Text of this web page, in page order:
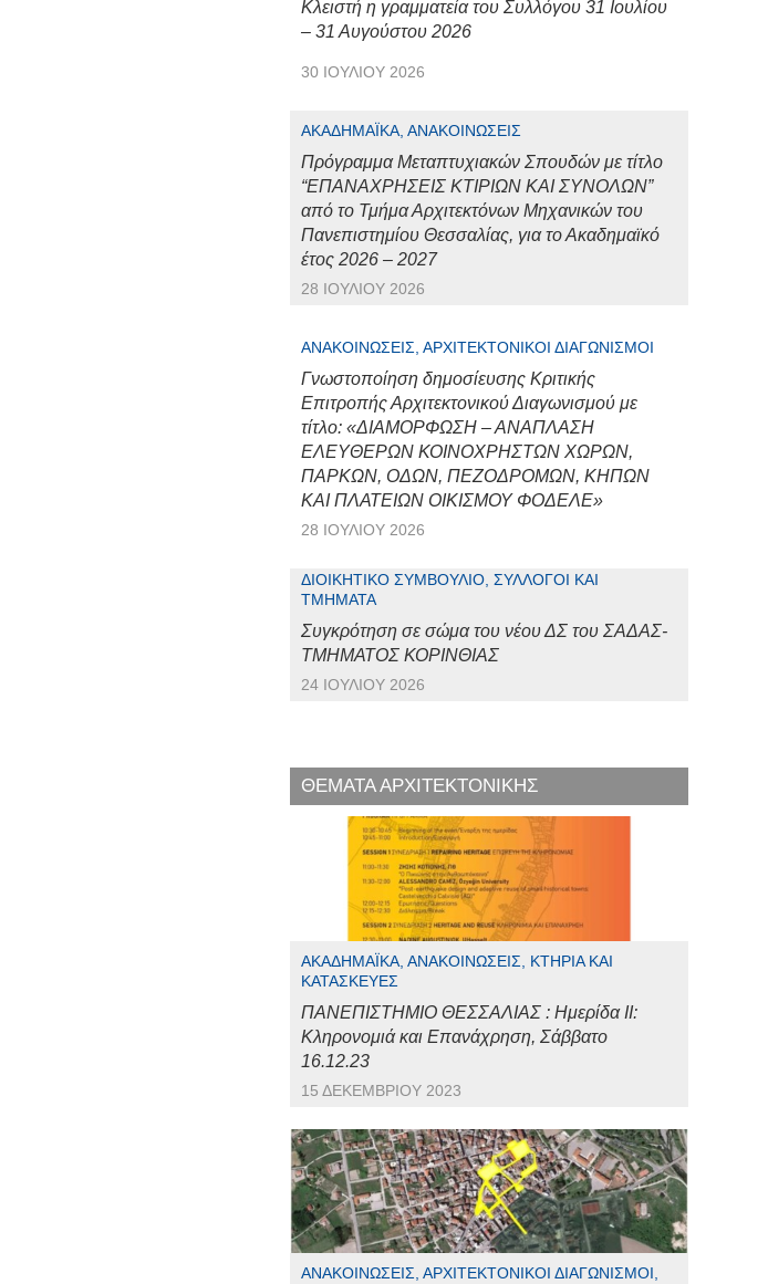
Κλειστή η γραμματεία του Συλλόγου 31 Ιουλίου
– 31 Αυγούστου 2026
30 ΙΟΥΛΊΟΥ 2026
ΑΚΑΔΗΜΑΪΚΆ, ΑΝΑΚΟΙΝΏΣΕΙΣ
Πρόγραμμα Μεταπτυχιακών Σπουδών με τίτλο
“ΕΠΑΝΑΧΡΗΣΕΙΣ ΚΤΙΡΙΩΝ ΚΑΙ ΣΥΝΟΛΩΝ”
από το Τμήμα Αρχιτεκτόνων Μηχανικών του
Πανεπιστημίου Θεσσαλίας, για το Ακαδημαϊκό
έτος 2026 – 2027
28 ΙΟΥΛΊΟΥ 2026
ΑΝΑΚΟΙΝΏΣΕΙΣ, ΑΡΧΙΤΕΚΤΟΝΙΚΟΊ ΔΙΑΓΩΝΙΣΜΟΊ
Γνωστοποίηση δημοσίευσης Κριτικής
Επιτροπής Αρχιτεκτονικού Διαγωνισμού με
τίτλο: «ΔΙΑΜΟΡΦΩΣΗ – ΑΝΑΠΛΑΣΗ
ΕΛΕΥΘΕΡΩΝ ΚΟΙΝΟΧΡΗΣΤΩΝ ΧΩΡΩΝ,
ΠΑΡΚΩΝ, ΟΔΩΝ, ΠΕΖΟΔΡΟΜΩΝ, ΚΗΠΩΝ
ΚΑΙ ΠΛΑΤΕΙΩΝ ΟΙΚΙΣΜΟΥ ΦΟΔΕΛΕ»
28 ΙΟΥΛΊΟΥ 2026
ΔΙΟΙΚΗΤΙΚΌ ΣΥΜΒΟΎΛΙΟ, ΣΎΛΛΟΓΟΙ ΚΑΙ
ΤΜΉΜΑΤΑ
Συγκρότηση σε σώμα του νέου ΔΣ του ΣΑΔΑΣ-
ΤΜΗΜΑΤΟΣ ΚΟΡΙΝΘΙΑΣ
24 ΙΟΥΛΊΟΥ 2026
ΘΕΜΑΤΑ ΑΡΧΙΤΕΚΤΟΝΙΚΗΣ
ΑΚΑΔΗΜΑΪΚΆ, ΑΝΑΚΟΙΝΏΣΕΙΣ, ΚΤΉΡΙΑ ΚΑΙ
ΚΑΤΑΣΚΕΥΈΣ
ΠΑΝΕΠΙΣΤΗΜΙΟ ΘΕΣΣΑΛΙΑΣ : Ημερίδα ΙΙ:
Κληρονομιά και Επανάχρηση, Σάββατο
16.12.23
15 ΔΕΚΕΜΒΡΊΟΥ 2023
ΑΝΑΚΟΙΝΏΣΕΙΣ, ΑΡΧΙΤΕΚΤΟΝΙΚΟΊ ΔΙΑΓΩΝΙΣΜΟΊ,